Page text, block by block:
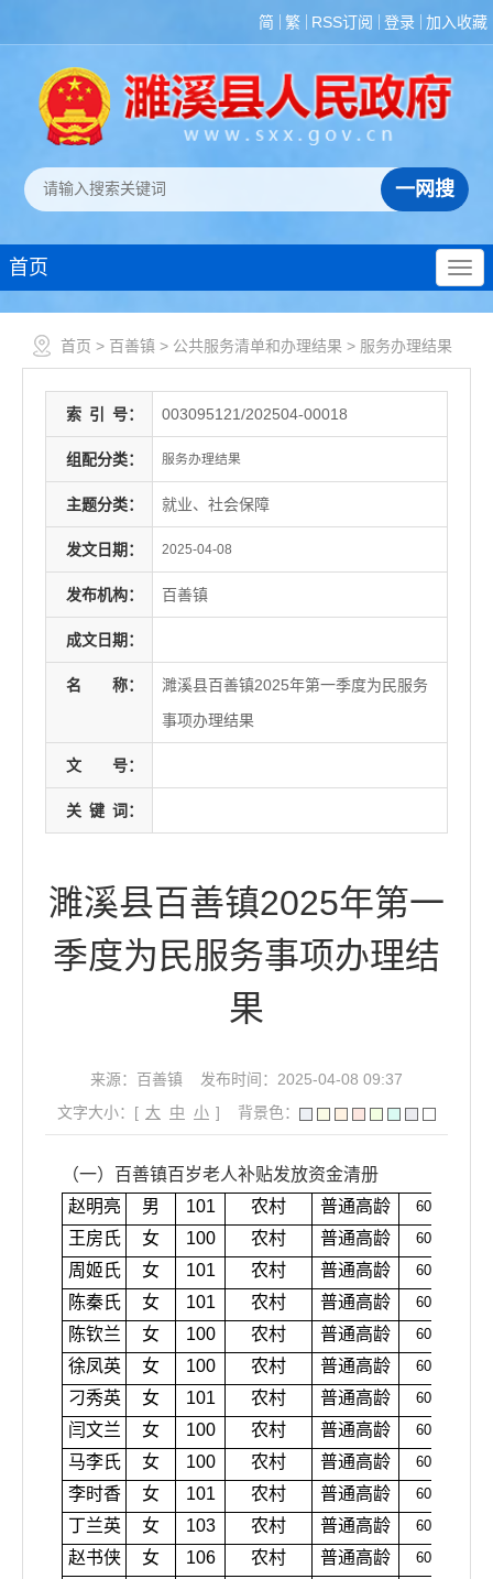
简 繁 RSS订阅 登录 加入收藏
首页
首页 > 百善镇 > 公共服务清单和办理结果 > 服务办理结果
索 引 号： 003095121/202504-00018
组配分类： 服务办理结果
主题分类： 就业、社会保障
发文日期： 2025-04-08
发布机构： 百善镇
成文日期：
名 称：
濉溪县百善镇2025年第一季度为民服务
事项办理结果
文 号：
关 键 词：
濉溪县百善镇2025年第一
季度为民服务事项办理结
果
来源：百善镇
发布时间：2025-04-08 09:37
文字大小：[ 大 中 小 ] 背景色：
（一）百善镇百岁老人补贴发放资金清册
赵明亮
男 101 农村 普通高龄 600
王房氏 女 100 农村 普通高龄 600
周姬氏 女 101 农村 普通高龄 600
陈秦氏 女 101 农村 普通高龄 600
陈钦兰 女 100 农村 普通高龄 600
徐凤英 女 100 农村 普通高龄 600
刁秀英 女 101 农村 普通高龄 600
闫文兰 女 100 农村 普通高龄 600
马李氏 女 100 农村 普通高龄 600
李时香 女 101 农村 普通高龄 600
丁兰英 女 103 农村 普通高龄 600
赵书侠 女 106 农村 普通高龄 600